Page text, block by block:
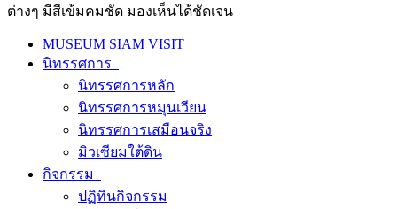
ต่างๆ มีสีเข้มคมชัด มองเห็นได้ชัดเจน
MUSEUM SIAM VISIT
นิทรรศการ
นิทรรศการหลัก
นิทรรศการหมุนเวียน
นิทรรศการเสมือนจริง
มิวเซียมใต้ดิน
กิจกรรม
ปฏิทินกิจกรรม